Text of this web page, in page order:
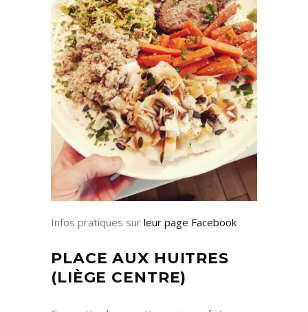
Infos pratiques sur leur page Facebook
PLACE AUX HUITRES
(LIÈGE CENTRE)